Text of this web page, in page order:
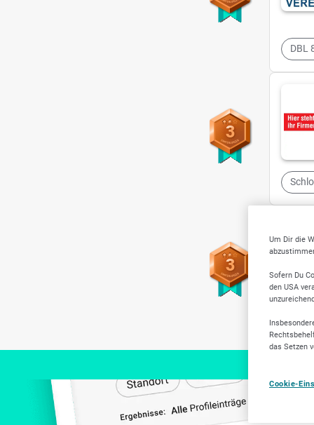
DBL
3
3
Um Dir die
Sofern Du
den USA
das Setzen
Cookie-